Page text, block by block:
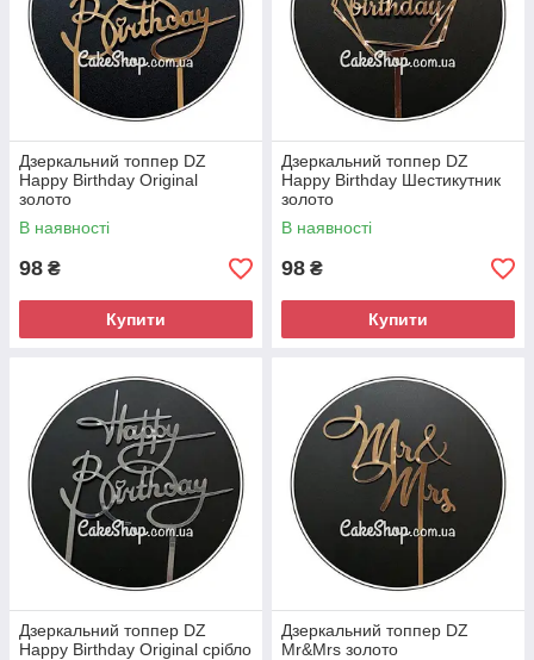
Дзеркальний топпер DZ
Happy Birthday Original
золото
В наявності
98 ₴
Купити
Дзеркальний топпер DZ
Happy Birthday Шестикутник
золото
В наявності
98 ₴
Купити
Дзеркальний топпер DZ
Happy Birthday Original срібло
Дзеркальний топпер DZ
Mr&Mrs золото